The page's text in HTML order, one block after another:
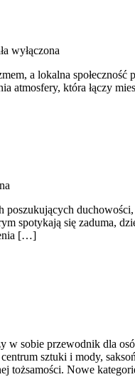
wyłączona
a lokalna
atmosfery, która łączy
się zaduma,
[…]
sobie przewodnik dla
sztuki i mody,
tożsamości. Nowe